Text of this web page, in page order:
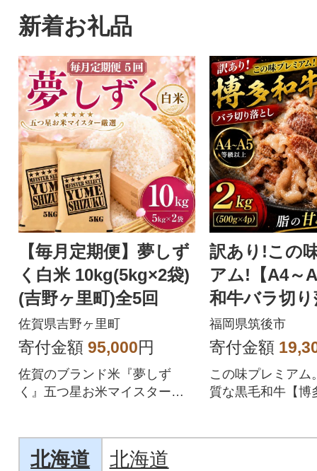
新着お礼品
【毎月定期便】夢しず
く白米 10kg(5kg×2袋)
(吉野ヶ里町)全5回
佐賀県吉野ヶ里町
寄付金額 95,000円
佐賀のブランド米『夢しず
く』五つ星お米マイスターが
訳あり!この
アム!【A4～
和牛バラ切
福岡県筑後市
寄付金額
この味プレミアム
質な黒毛和牛【博
北海道 北海道